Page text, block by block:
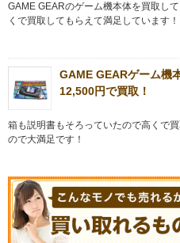
GAME GEARのゲーム機本体を買取し
くで買取してもらえて満足しています！
GAME GEARゲーム機
12,500円で買取！
箱も説明書もそろっていたので高くで
ので大満足です！